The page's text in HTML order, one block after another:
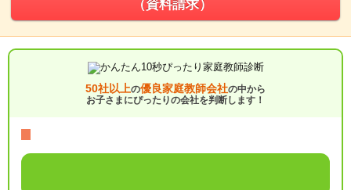
（資料請求）
50社以上の優良家庭教師会社の中から
お子さまにぴったりの会社を判断します！